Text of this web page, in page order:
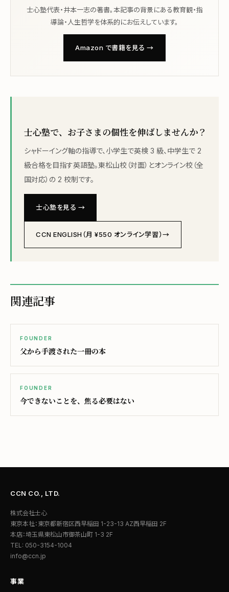
士心塾代表・井本一志の著書。本記事の背景にある教育観・指
導論・人生哲学を体系的にお伝えしています。
Amazon で書籍を見る →
士心塾で、お子さまの個性を伸ばしませんか？
シャドーイング軸の指導で、小学生で英検 3 級、中学生で 2
級合格を目指す英語塾。東松山校（対面）とオンライン校（全
国対応）の 2 校制です。
士心塾を見る →
CCN ENGLISH（月 ¥550 オンライン学習）→
関連記事
FOUNDER
父から手渡された一冊の本
FOUNDER
今できないことを、焦る必要はない
CCN CO., LTD.
株式会社士心
東京本社：東京都新宿区西早稲田 1-23-13 AZ西早稲田 2F
本店：埼玉県東松山市御茶山町 1-3 2F
TEL: 050-3154-1004
info@ccn.jp
事業